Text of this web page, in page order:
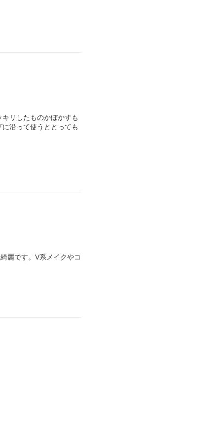
リしたものかぼかすも
沿って使うととっても
麗です。V系メイクやコ